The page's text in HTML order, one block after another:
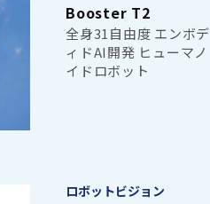
Booster T2
全身31自由度 エンボデ
ィドAI開発 ヒューマノ
イドロボット
ロボットビジョン